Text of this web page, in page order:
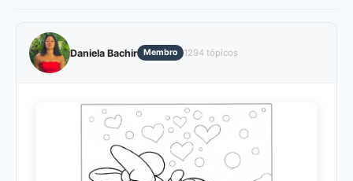
Daniela Bachir Membro 1294 tópicos